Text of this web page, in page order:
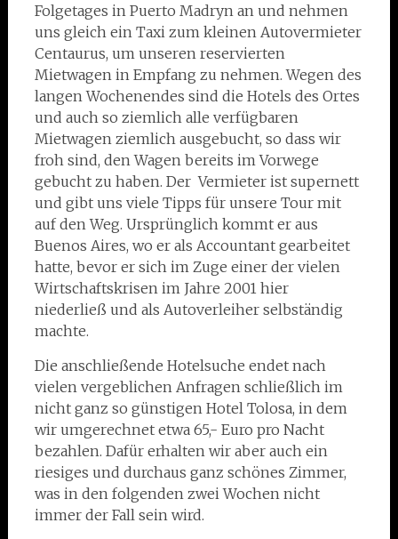
Folgetages in Puerto Madryn an und nehmen
uns gleich ein Taxi zum kleinen Autovermieter
Centaurus, um unseren reservierten
Mietwagen in Empfang zu nehmen. Wegen des
langen Wochenendes sind die Hotels des Ortes
und auch so ziemlich alle verfügbaren
Mietwagen ziemlich ausgebucht, so dass wir
froh sind, den Wagen bereits im Vorwege
gebucht zu haben. Der Vermieter ist supernett
und gibt uns viele Tipps für unsere Tour mit
auf den Weg. Ursprünglich kommt er aus
Buenos Aires, wo er als Accountant gearbeitet
hatte, bevor er sich im Zuge einer der vielen
Wirtschaftskrisen im Jahre 2001 hier
niederließ und als Autoverleiher selbständig
machte.
Die anschließende Hotelsuche endet nach
vielen vergeblichen Anfragen schließlich im
nicht ganz so günstigen Hotel Tolosa, in dem
wir umgerechnet etwa 65,- Euro pro Nacht
bezahlen. Dafür erhalten wir aber auch ein
riesiges und durchaus ganz schönes Zimmer,
was in den folgenden zwei Wochen nicht
immer der Fall sein wird.